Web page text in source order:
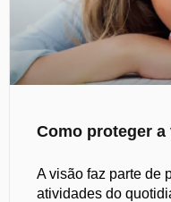
Como proteger
A visão faz parte de
atividades do